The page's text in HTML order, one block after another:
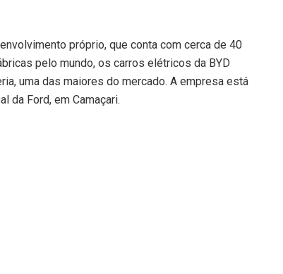
próprio, que conta com cerca de 40
pelo mundo, os carros elétricos da BYD
uma das maiores do mercado. A empresa está
da Ford, em Camaçari.